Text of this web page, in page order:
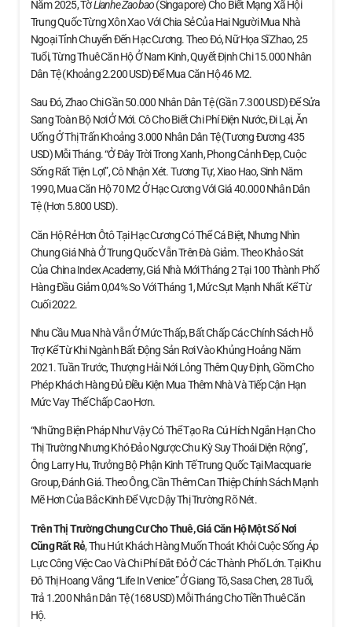
Năm 2025, TờLianhe Zaobao(Singapore) Cho Biết Mạng Xã Hội
Trung Quốc Từng Xôn Xao Với Chia Sẻ Của Hai Người Mua Nhà
Ngoại Tỉnh Chuyển Đến Hạc Cương. Theo Đó, Nữ Họa Sĩ Zhao, 25
Tuổi, Từng Thuê Căn Hộ Ở Nam Kinh, Quyết Định Chi 15.000 Nhân
Dân Tệ (khoảng 2.200 USD) Để Mua Căn Hộ 46 M2.
Sau Đó, Zhao Chi Gần 50.000 Nhân Dân Tệ (gần 7.300 USD) Để Sửa
Sang Toàn Bộ Nơi Ở Mới. Cô Cho Biết Chi Phí Điện Nước, Đi Lại, Ăn
Uống Ở Thị Trấn Khoảng 3.000 Nhân Dân Tệ (tương Đương 435
USD) Mỗi Tháng. “Ở Đây Trời Trong Xanh, Phong Cảnh Đẹp, Cuộc
Sống Rất Tiện Lợi”, Cô Nhận Xét. Tương Tự, Xiao Hao, Sinh Năm
1990, Mua Căn Hộ 70 M2 Ở Hạc Cương Với Giá 40.000 Nhân Dân
Tệ (hơn 5.800 USD).
Căn Hộ Rẻ Hơn Ôtô Tại Hạc Cương Có Thể Cá Biệt, Nhưng Nhìn
Chung Giá Nhà Ở Trung Quốc Vẫn Trên Đà Giảm. Theo Khảo Sát
Của China Index Academy, Giá Nhà Mới Tháng 2 Tại 100 Thành Phố
Hàng Đầu Giảm 0,04% So Với Tháng 1, Mức Sụt Mạnh Nhất Kể Từ
Cuối 2022.
Nhu Cầu Mua Nhà Vẫn Ở Mức Thấp, Bất Chấp Các Chính Sách Hỗ
Trợ Kể Từ Khi Ngành Bất Động Sản Rơi Vào Khủng Hoảng Năm
2021. Tuần Trước, Thượng Hải Nới Lỏng Thêm Quy Định, Gồm Cho
Phép Khách Hàng Đủ Điều Kiện Mua Thêm Nhà Và Tiếp Cận Hạn
Mức Vay Thế Chấp Cao Hơn.
“Những Biện Pháp Như Vậy Có Thể Tạo Ra Cú Hích Ngắn Hạn Cho
Thị Trường Nhưng Khó Đảo Ngược Chu Kỳ Suy Thoái Diện Rộng”,
Ông Larry Hu, Trưởng Bộ Phận Kinh Tế Trung Quốc Tại Macquarie
Group, Đánh Giá. Theo Ông, Cần Thêm Can Thiệp Chính Sách Mạnh
Mẽ Hơn Của Bắc Kinh Để Vực Dậy Thị Trường Rõ Nét.
Trên Thị Trường Chung Cư Cho Thuê, Giá Căn HộMột Số Nơi
Cũng Rất Rẻ, Thu Hút Khách Hàng Muốn Thoát Khỏi Cuộc Sống Áp
Lực Công Việc Cao Và Chi Phí Đắt Đỏ Ở Các Thành Phố Lớn. Tại Khu
Đô Thị Hoang Vắng “Life In Venice” Ở Giang Tô, Sasa Chen, 28 Tuổi,
Trả 1.200 Nhân Dân Tệ (168 USD) Mỗi Tháng Cho Tiền Thuê Căn
Hộ.